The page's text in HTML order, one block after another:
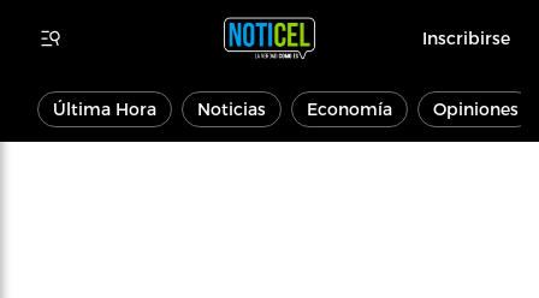
Inscribirse
Última Hora Noticias Economía Opiniones